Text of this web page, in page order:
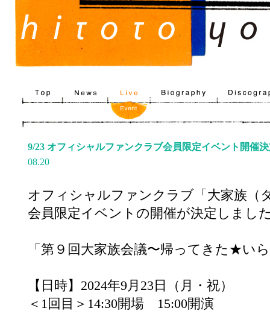
9/23 オフィシャルファンクラブ会員限定イベント開催
08.20
オフィシャルファンクラブ「大家族（
会員限定イベントの開催が決定しまし
「第９回大家族会議〜帰ってきた★い
【日時】2024年9月23日（月・祝）
＜1回目＞14:30開場 15:00開演